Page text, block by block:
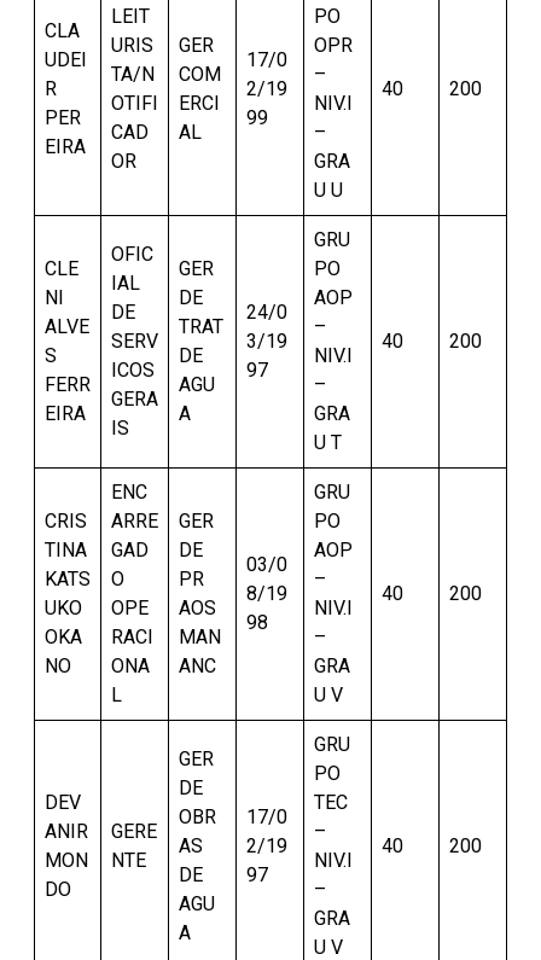
CLA
UDEI
R
PER
EIRA
LEIT
URIS
TA/N
OTIFI
CAD
OR
GER
COM
ERCI
AL
17/0
2/19
99
PO
OPR
–
NIV.I
–
GRA
U U
40 200
CLE
NI
ALVE
S
FERR
EIRA
OFIC
IAL
DE
SERV
ICOS
GERA
IS
GER
DE
TRAT
DE
AGU
A
24/0
3/19
97
GRU
PO
AOP
–
NIV.I
–
GRA
U T
40 200
CRIS
TINA
KATS
UKO
OKA
NO
ENC
ARRE
GAD
O
OPE
RACI
ONA
L
GER
DE
PR
AOS
MAN
ANC
03/0
8/19
98
GRU
PO
AOP
–
NIV.I
–
GRA
U V
40 200
DEV
ANIR
MON
DO
GERE
NTE
GER
DE
OBR
AS
DE
AGU
A
17/0
2/19
97
GRU
PO
TEC
–
NIV.I
–
GRA
U V
40 200